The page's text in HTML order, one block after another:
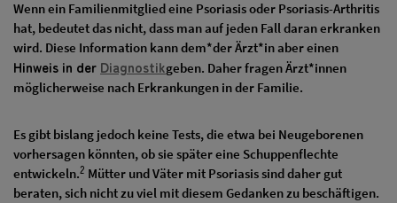
Wenn ein Familienmitglied eine Psoriasis oder Psoriasis-Arthritis
hat, bedeutet das nicht, dass man auf jeden Fall daran erkranken
wird. Diese Information kann dem*der Ärzt*in aber einen
Hinweis in der Diagnostikgeben. Daher fragen Ärzt*innen
möglicherweise nach Erkrankungen in der Familie.
Es gibt bislang jedoch keine Tests, die etwa bei Neugeborenen
vorhersagen könnten, ob sie später eine Schuppenflechte
entwickeln.2 Mütter und Väter mit Psoriasis sind daher gut
beraten, sich nicht zu viel mit diesem Gedanken zu beschäftigen.